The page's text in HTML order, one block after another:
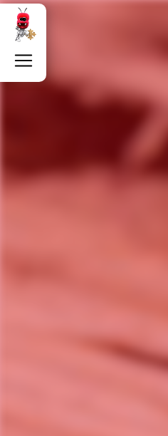
Panneau de gestion des cookies